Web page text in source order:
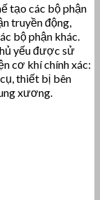
tạo các bộ phận
truyền động,
bộ phận khác.
yếu được sử
cơ khí chính xác:
thiết bị bên
xương.